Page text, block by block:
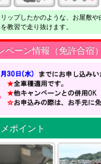
ップしたかのような、お屋敷
教習で走り抜けます。
ペーン情報（免許合宿）
ポイント